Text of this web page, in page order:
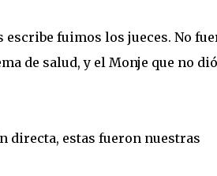
fuimos los jueces. No
de salud, y el Monje que no dió
directa, estas fueron nuestras